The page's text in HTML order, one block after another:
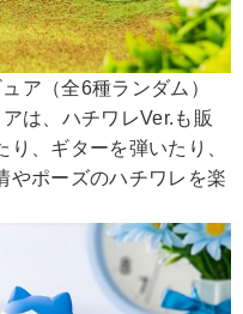
ア（全6種ランダム）
は、ハチワレVer.も販
、ギターを弾いたり、
やポーズのハチワレを楽